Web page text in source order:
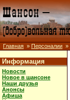
Главная » Персоналии »
Информация
Новости
Новое в шансоне
Наши друзья
Анонсы
Афиша